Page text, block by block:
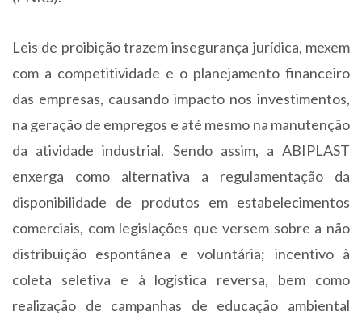
Leis de proibição trazem insegurança jurídica, mexem
com a competitividade e o planejamento financeiro
das empresas, causando impacto nos investimentos,
na geração de empregos e até mesmo na manutenção
da atividade industrial. Sendo assim, a ABIPLAST
enxerga como alternativa a regulamentação da
disponibilidade de produtos em estabelecimentos
comerciais, com legislações que versem sobre a não
distribuição espontânea e voluntária; incentivo à
coleta seletiva e à logística reversa, bem como
realização de campanhas de educação ambiental